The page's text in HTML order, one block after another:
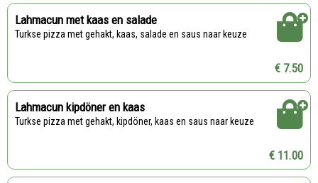
Lahmacun met kaas en salade
Turkse pizza met gehakt, kaas, salade en saus naar keuze
€ 7.50
Lahmacun kipdöner en kaas
Turkse pizza met gehakt, kipdöner, kaas en saus naar keuze
€ 11.00